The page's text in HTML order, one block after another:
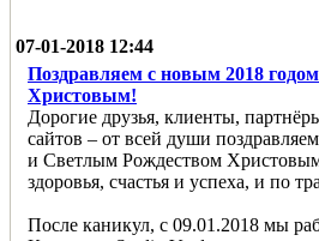
07-01-2018 12:44
Поздравляем с новым 2018
Христовым!
Дорогие друзья, клиенты,
сайтов – от всей души
и Светлым Рождеством
здоровья, счастья и успеха, и по
После каникул, с 09.01.2018 мы